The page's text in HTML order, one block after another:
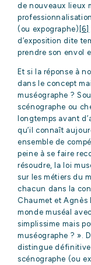
de nouveaux lieux
(ou expographe) [6]
d’exposition dite
prendre son envol
Et si la réponse à
dans le concept
muséographe ?
scénographe ou
longtemps avant
qu’il connaît
ensemble de
peine à se faire
résoudre, la loi
sur les métiers du
chacun dans la
Chaumet et
monde muséal
simplissime mais
muséographe ? ».
distingue
scénographe (ou